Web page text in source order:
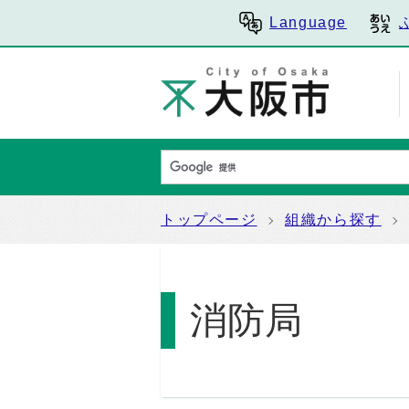
Language
トップページ 組織から探す
消防局